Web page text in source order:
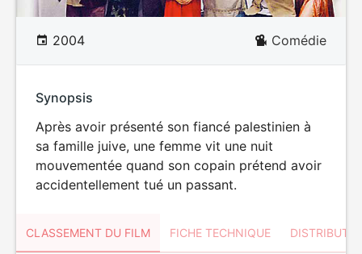
2004 Comédie
Synopsis
Après avoir présenté son fiancé palestinien à
sa famille juive, une femme vit une nuit
mouvementée quand son copain prétend avoir
accidentellement tué un passant.
CLASSEMENT DU FILM FICHE TECHNIQUE